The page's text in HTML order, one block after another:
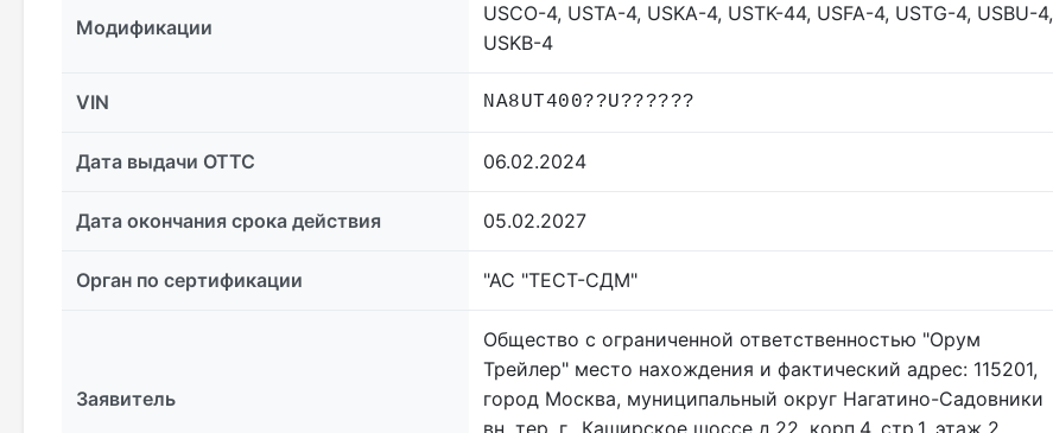
Модификации
USCO-4, USTA-4, USKA-4, USTK-44, USFA-4, USTG-4, USBU-4,
USKB-4
VIN NA8UT400??U??????
Дата выдачи ОТТС 06.02.2024
Дата окончания срока действия 05.02.2027
Орган по сертификации "АС "ТЕСТ-СДМ"
Заявитель
Общество с ограниченной ответственностью "Орум
Трейлер" место нахождения и фактический адрес: 115201,
город Москва, муниципальный округ Нагатино-Садовники